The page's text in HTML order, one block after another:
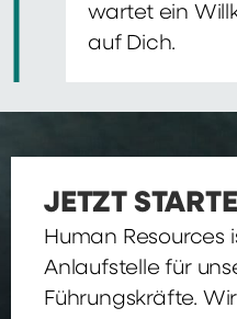
wartet ein
auf Dich.
JETZT
Human Resources
Anlaufstelle für
Führungskräfte.